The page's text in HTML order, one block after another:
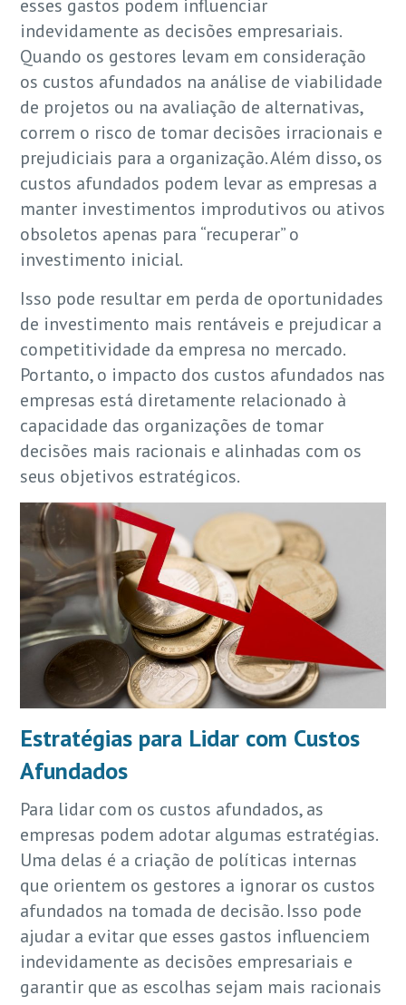
esses gastos podem influenciar
indevidamente as decisões empresariais.
Quando os gestores levam em consideração
os custos afundados na análise de viabilidade
de projetos ou na avaliação de alternativas,
correm o risco de tomar decisões irracionais e
prejudiciais para a organização. Além disso, os
custos afundados podem levar as empresas a
manter investimentos improdutivos ou ativos
obsoletos apenas para “recuperar” o
investimento inicial.
Isso pode resultar em perda de oportunidades
de investimento mais rentáveis e prejudicar a
competitividade da empresa no mercado.
Portanto, o impacto dos custos afundados nas
empresas está diretamente relacionado à
capacidade das organizações de tomar
decisões mais racionais e alinhadas com os
seus objetivos estratégicos.
Estratégias para Lidar com Custos
Afundados
Para lidar com os custos afundados, as
empresas podem adotar algumas estratégias.
Uma delas é a criação de políticas internas
que orientem os gestores a ignorar os custos
afundados na tomada de decisão. Isso pode
ajudar a evitar que esses gastos influenciem
indevidamente as decisões empresariais e
garantir que as escolhas sejam mais racionais